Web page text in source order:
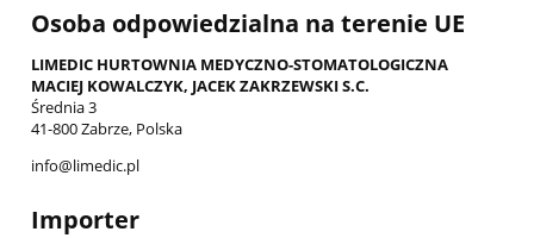
Osoba odpowiedzialna na terenie UE
LIMEDIC HURTOWNIA MEDYCZNO-STOMATOLOGICZNA
MACIEJ KOWALCZYK, JACEK ZAKRZEWSKI S.C.
Średnia 3
41-800 Zabrze, Polska
info@limedic.pl
Importer